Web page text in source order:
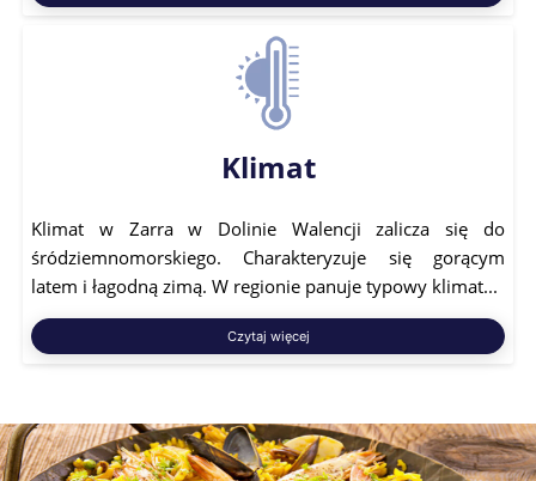
Klimat
Klimat w Zarra w Dolinie Walencji zalicza się do
śródziemnomorskiego. Charakteryzuje się gorącym
latem i łagodną zimą. W regionie panuje typowy klimat...
Czytaj więcej